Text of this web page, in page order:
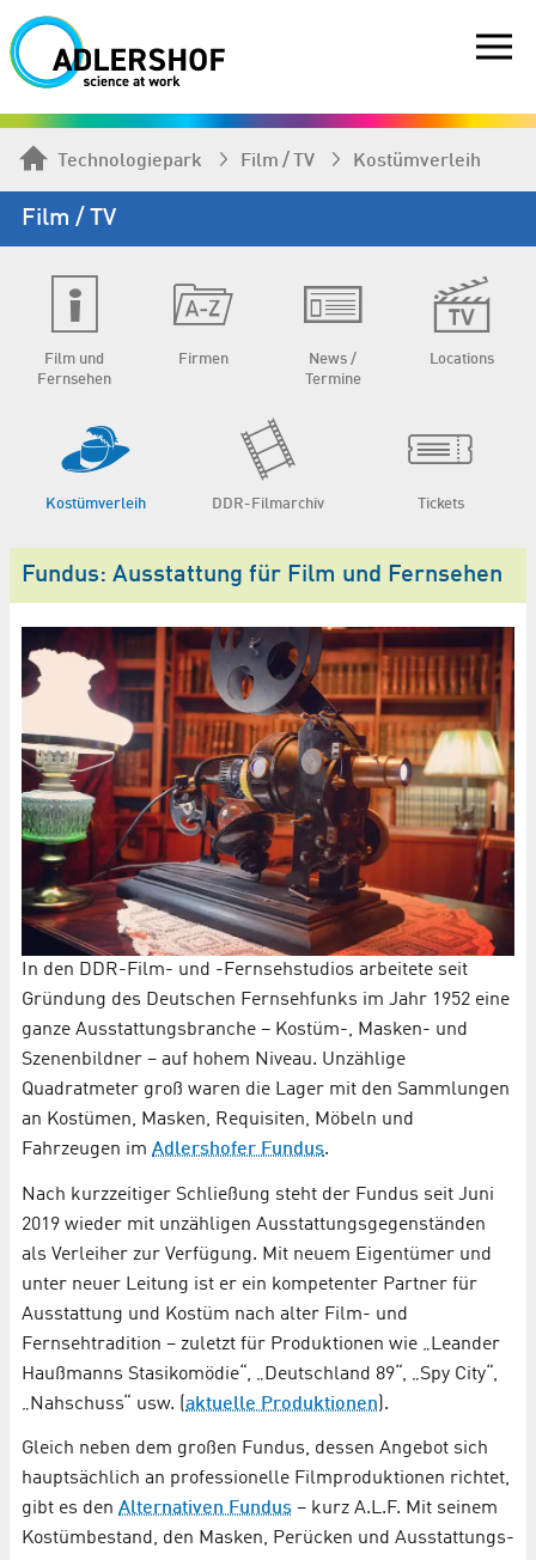
Technologiepark Film / TV Kostümverleih
Film / TV
Film und
Fernsehen
Firmen
News /
Termine
Locations
Kostümverleih DDR-Filmarchiv Tickets
Fundus: Ausstattung für Film und Fernsehen
In den DDR-Film- und -Fernsehstudios arbeitete seit
Gründung des Deutschen Fernsehfunks im Jahr 1952 eine
ganze Ausstattungsbranche – Kostüm-, Masken- und
Szenenbildner – auf hohem Niveau. Unzählige
Quadratmeter groß waren die Lager mit den Sammlungen
an Kostümen, Masken, Requisiten, Möbeln und
Fahrzeugen im Adlershofer Fundus.
Nach kurzzeitiger Schließung steht der Fundus seit Juni
2019 wieder mit unzähligen Ausstattungs­gegen­ständen
als Verleiher zur Verfügung. Mit neuem Eigentümer und
unter neuer Leitung ist er ein kompetenter Partner für
Ausstattung und Kostüm nach alter Film- und
Fernsehtradition – zuletzt für Produktionen wie „Leander
Haußmanns Stasikomödie“, „Deutschland 89“, „Spy City“,
„Nahschuss“ usw. ( aktuelle Produktionen ).
Gleich neben dem großen Fundus, dessen Angebot sich
hauptsächlich an professionelle Filmproduktionen richtet,
gibt es den Alternativen Fundus – kurz A.L.F. Mit seinem
Kostümbestand, den Masken, Perücken und Ausstattungs­